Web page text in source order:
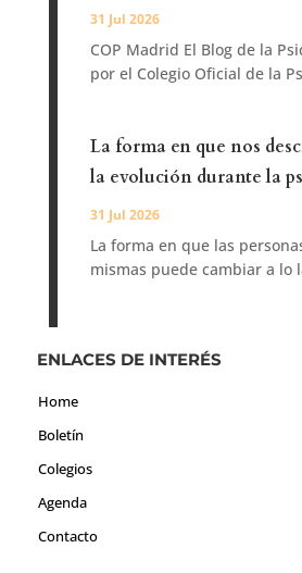
31 Jul 2026
COP Madrid El Blog de la
por el Colegio Oficial de la
La forma en que nos
la evolución durante la
31 Jul 2026
La forma en que las
mismas puede cambiar a lo
ENLACES DE INTERÉS
Home
Boletín
Colegios
Agenda
Contacto